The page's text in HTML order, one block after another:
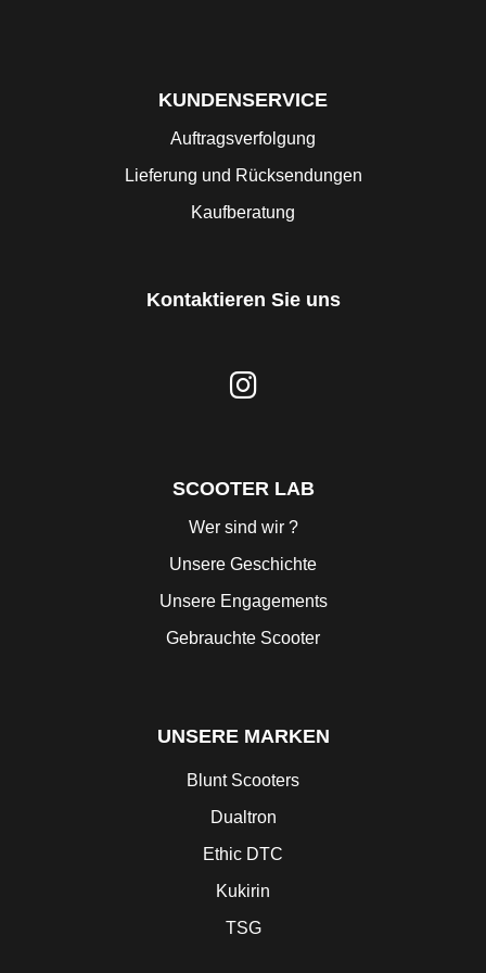
KUNDENSERVICE
Auftragsverfolgung
Lieferung und Rücksendungen
Kaufberatung
Kontaktieren Sie uns
SCOOTER LAB
Wer sind wir ?
Unsere Geschichte
Unsere Engagements
Gebrauchte Scooter
UNSERE MARKEN
Blunt Scooters
Dualtron
Ethic DTC
Kukirin
TSG